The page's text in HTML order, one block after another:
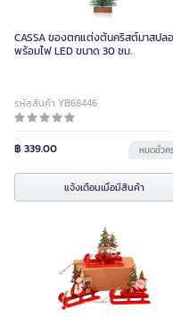
CASSA ของตกแต่งต้นคริสต์มาสปล
พร้อมไฟ LED ขนาด 30 ซม.
รหัสสินค้า YB68446
฿ 339.00 หมดชั่วค
แจ้งเตือนเมื่อมีสินค้า